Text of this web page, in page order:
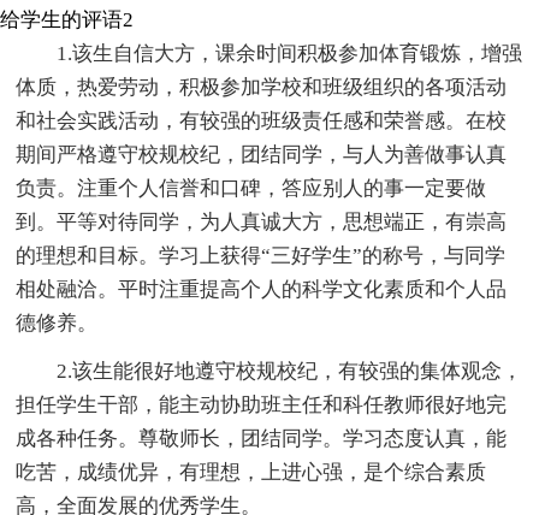
给学生的评语2
1.该生自信大方，课余时间积极参加体育锻炼，增强
体质，热爱劳动，积极参加学校和班级组织的各项活动
和社会实践活动，有较强的班级责任感和荣誉感。在校
期间严格遵守校规校纪，团结同学，与人为善做事认真
负责。注重个人信誉和口碑，答应别人的事一定要做
到。平等对待同学，为人真诚大方，思想端正，有崇高
的理想和目标。学习上获得“三好学生”的称号，与同学
相处融洽。平时注重提高个人的科学文化素质和个人品
德修养。
2.该生能很好地遵守校规校纪，有较强的集体观念，
担任学生干部，能主动协助班主任和科任教师很好地完
成各种任务。尊敬师长，团结同学。学习态度认真，能
吃苦，成绩优异，有理想，上进心强，是个综合素质
高，全面发展的优秀学生。